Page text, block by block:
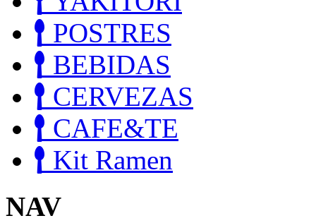
POSTRES
BEBIDAS
CERVEZAS
CAFE&TE
Kit Ramen
NAV